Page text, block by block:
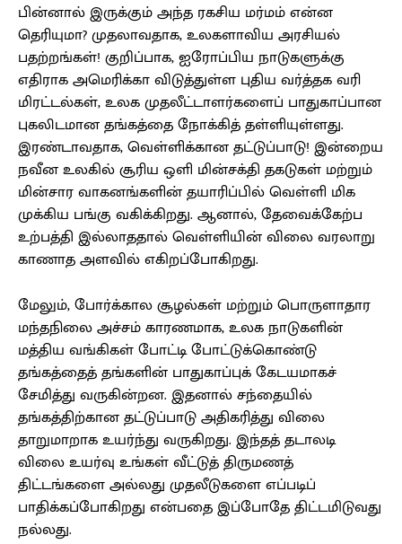
பின்னால் இருக்கும் அந்த ரகசிய மர்மம் என்ன
தெரியுமா? முதலாவதாக, உலகளாவிய அரசியல்
பதற்றங்கள்! குறிப்பாக, ஐரோப்பிய நாடுகளுக்கு
எதிராக அமெரிக்கா விடுத்துள்ள புதிய வர்த்தக வரி
மிரட்டல்கள், உலக முதலீட்டாளர்களைப் பாதுகாப்பான
புகலிடமான தங்கத்தை நோக்கித் தள்ளியுள்ளது.
இரண்டாவதாக, வெள்ளிக்கான தட்டுப்பாடு! இன்றைய
நவீன உலகில் சூரிய ஒளி மின்சக்தி தகடுகள் மற்றும்
மின்சார வாகனங்களின் தயாரிப்பில் வெள்ளி மிக
முக்கிய பங்கு வகிக்கிறது. ஆனால், தேவைக்கேற்ப
உற்பத்தி இல்லாததால் வெள்ளியின் விலை வரலாறு
காணாத அளவில் எகிறப்போகிறது.
மேலும், போர்க்கால சூழல்கள் மற்றும் பொருளாதார
மந்தநிலை அச்சம் காரணமாக, உலக நாடுகளின்
மத்திய வங்கிகள் போட்டி போட்டுக்கொண்டு
தங்கத்தைத் தங்களின் பாதுகாப்புக் கேடயமாகச்
சேமித்து வருகின்றன. இதனால் சந்தையில்
தங்கத்திற்கான தட்டுப்பாடு அதிகரித்து விலை
தாறுமாறாக உயர்ந்து வருகிறது. இந்தத் தடாலடி
விலை உயர்வு உங்கள் வீட்டுத் திருமணத்
திட்டங்களை அல்லது முதலீடுகளை எப்படிப்
பாதிக்கப்போகிறது என்பதை இப்போதே திட்டமிடுவது
நல்லது.